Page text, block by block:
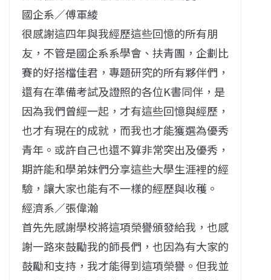
國企系／傅軍綾
很感謝這四年與我經歷這些回憶的所有朋
友，不管是國企系系學會、扶青團，企劃比
賽的好搭檔佳君，專題研究的所有夥伴們，
還有在準備考試及證照的各位K書同伴，是
因為我們曾經一起，才有這些回憶與經歷，
也才有現在的成就，而我也才能獲選為優秀
青年。或許自己也還不算非常突出及優秀，
期許能和學弟妹們分享這些大學生涯裡的經
驗，讓大家也能有不一樣的經歷與收穫。
經濟系／張偉瀚
首先先感謝學校將這項榮譽頒發給我，也感
謝一路來鼓勵我的師長們，也因為有大家的
鼓勵和支持，我才能得到這項榮譽。但我並